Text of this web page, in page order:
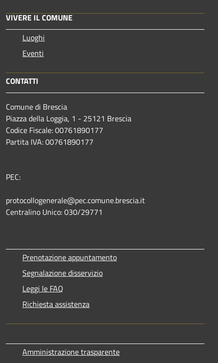
VIVERE IL COMUNE
Luoghi
Eventi
CONTATTI
Comune di Brescia
Piazza della Loggia, 1 - 25121 Brescia
Codice Fiscale: 00761890177
Partita IVA: 00761890177
PEC:
protocollogenerale@pec.comune.brescia.it
Centralino Unico: 030/29771
Prenotazione appuntamento
Segnalazione disservizio
Leggi le FAQ
Richiesta assistenza
Amministrazione trasparente